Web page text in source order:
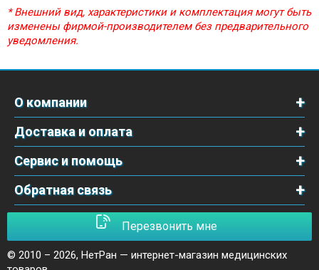
* Внешний вид, характеристики и комплектация могут быть
изменены фирмой-производителем без предварительного
уведомления.
О компании
Доставка и оплата
Сервис и помощь
Обратная связь
Перезвонить мне
© 2010 – 2026, НетРан — интернет-магазин медицинских